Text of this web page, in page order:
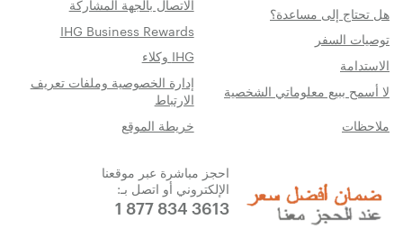
الاتصال بالجهة المشاركة
هل تحتاج إلى مساعدة؟
IHG Business Rewards
توصيات السفر
IHG وكلاء
الاستدامة
إدارة الخصوصية وملفات تعريف
الارتباط
لا أسمح ببيع معلوماتي الشخصية
خريطة الموقع
ملاحظات
احجز مباشرة عبر موقعنا
الإلكتروني أو اتصل بـ:
1 877 834 3613